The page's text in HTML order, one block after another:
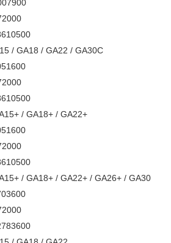
/ GA18 / GA22 / GA30C
/ GA18+ / GA22+
/ GA18+ / GA22+ / GA26+ / GA30